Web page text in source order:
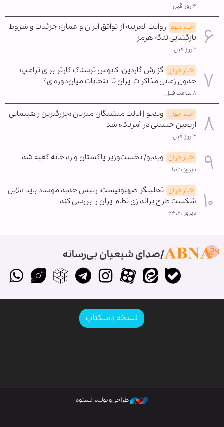
۳ روز قبل
اخبار مهم روایت العربیه از توافق ایران و عمان؛ جزئیات و شروط
بازگشایی تنگه هرمز
۲ روز قبل
اخبار جهان گزارش گاردین: کابوس ترسناک کارتر برای ترامپ؛
جدول زمانی مذاکرات ایران تا انتخابات میان‌دوره‌ای؟
۸ ساعت قبل
اخبار جهان ویدیو | ایالت میشیگان میزبان »بزرگترین راهپیمایی
اربعین حسینی در آمریکا« شد
۳ روز قبل
اخبار جهان ویدیو/ نخست‌وزیر پاکستان وارد خانه کعبه شد
دیروز ۱۰:۲۰
اخبار جهان تحلیلگر صهیونیست: رئیس جدید موساد باید دلایل
شکست طرح براندازی نظام ایران را بررسی کند
دیروز ۲۳:۲۱
صدای شیعیان بی‌رسانه
نسخه دسکتاپ
طراحی و تولید: نستوه